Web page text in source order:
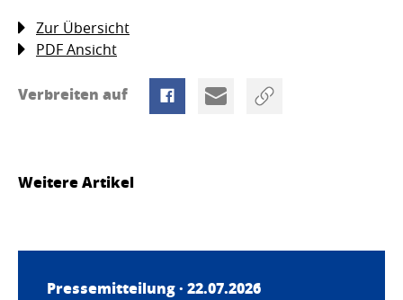
Zur Übersicht
PDF Ansicht
Verbreiten auf
Weitere Artikel
Pressemitteilung · 22.07.2026